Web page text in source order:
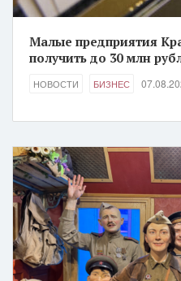
Малые предприятия
получить до 30 млн
НОВОСТИ БИЗНЕС